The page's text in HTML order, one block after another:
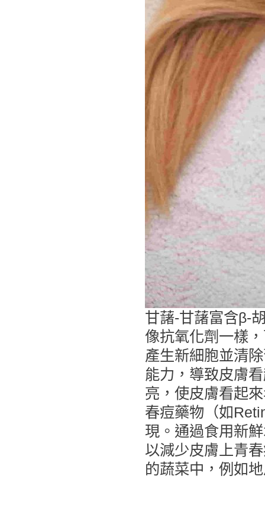
甘藷-甘藷富含β-
像抗氧化劑一樣
產生新細胞並清
能力，導致皮膚
亮，使皮膚看起
春痘藥物（如
現。通過食用新
以減少皮膚上青
的蔬菜中，例如